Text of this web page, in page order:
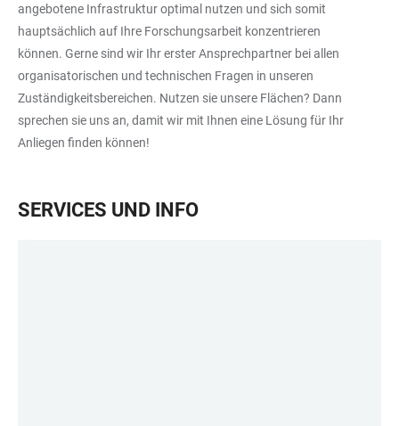
angebotene Infrastruktur optimal nutzen und sich somit
hauptsächlich auf Ihre Forschungsarbeit konzentrieren
können. Gerne sind wir Ihr erster Ansprechpartner bei allen
organisatorischen und technischen Fragen in unseren
Zuständigkeitsbereichen. Nutzen sie unsere Flächen? Dann
sprechen sie uns an, damit wir mit Ihnen eine Lösung für Ihr
Anliegen finden können!
SERVICES UND INFO